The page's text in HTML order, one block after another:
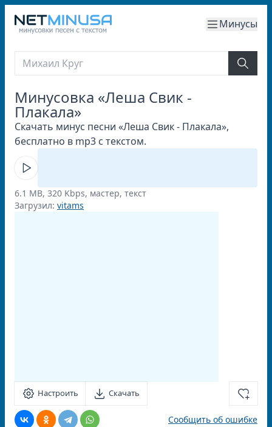
Минусы
Минусовка «Леша Свик -
Плакала»
Скачать минус песни «Леша Свик - Плакала»,
бесплатно в mp3 с текстом.
6.1 MB, 320 Kbps, мастер, текст
Загрузил: vitams
Настроить Скачать
Сообщить об ошибке